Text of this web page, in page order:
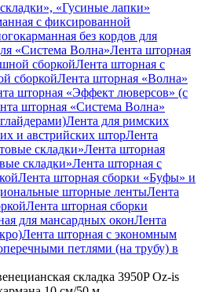
«Гусиные лапки»
с фиксированной
без кордов для
«Система Волна»Лента шторная
сборкойЛента шторная с
сборкойЛента шторная «Волна»
шторная «Эффект люверсов» (с
шторная «Система Волна»
Лента для римских
и австрийских шторЛента
складки»Лента шторная
складки»Лента шторная с
Лента шторная сборки «Буфы» и
шторные лентыЛента
Лента шторная сборки
для мансардных оконЛента
Лента шторная с экономным
петлями (на трубу) в
складка 3950P Oz-is